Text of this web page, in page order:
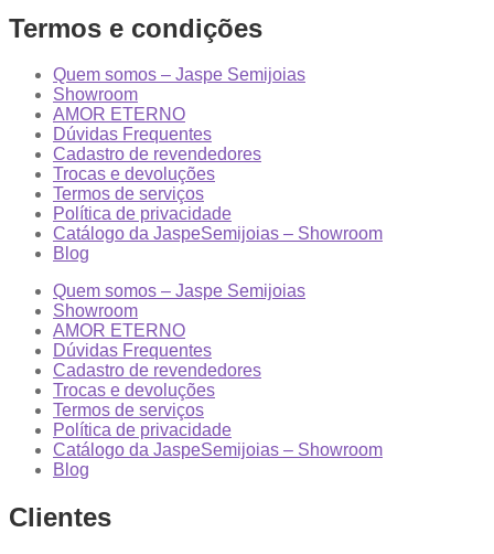
Termos e condições
Quem somos – Jaspe Semijoias
Showroom
AMOR ETERNO
Dúvidas Frequentes
Cadastro de revendedores
Trocas e devoluções
Termos de serviços
Política de privacidade
Catálogo da JaspeSemijoias – Showroom
Blog
Quem somos – Jaspe Semijoias
Showroom
AMOR ETERNO
Dúvidas Frequentes
Cadastro de revendedores
Trocas e devoluções
Termos de serviços
Política de privacidade
Catálogo da JaspeSemijoias – Showroom
Blog
Clientes